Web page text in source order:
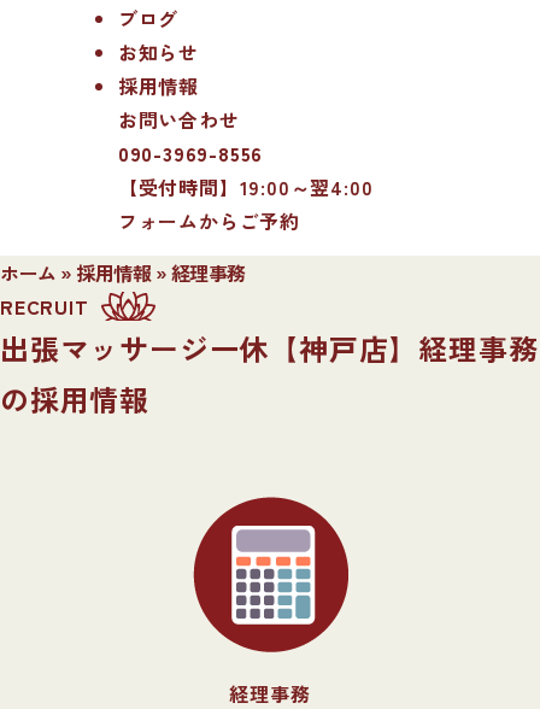
ブログ
お知らせ
採用情報
お問い合わせ
090-3969-8556
【受付時間】19:00～翌4:00
フォームからご予約
ホーム » 採用情報 »経理事務
RECRUIT
出張マッサージ一休【神戸店】経理事務
の採用情報
経理事務